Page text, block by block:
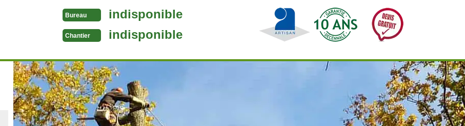
Bureau indisponible
Chantier indisponible